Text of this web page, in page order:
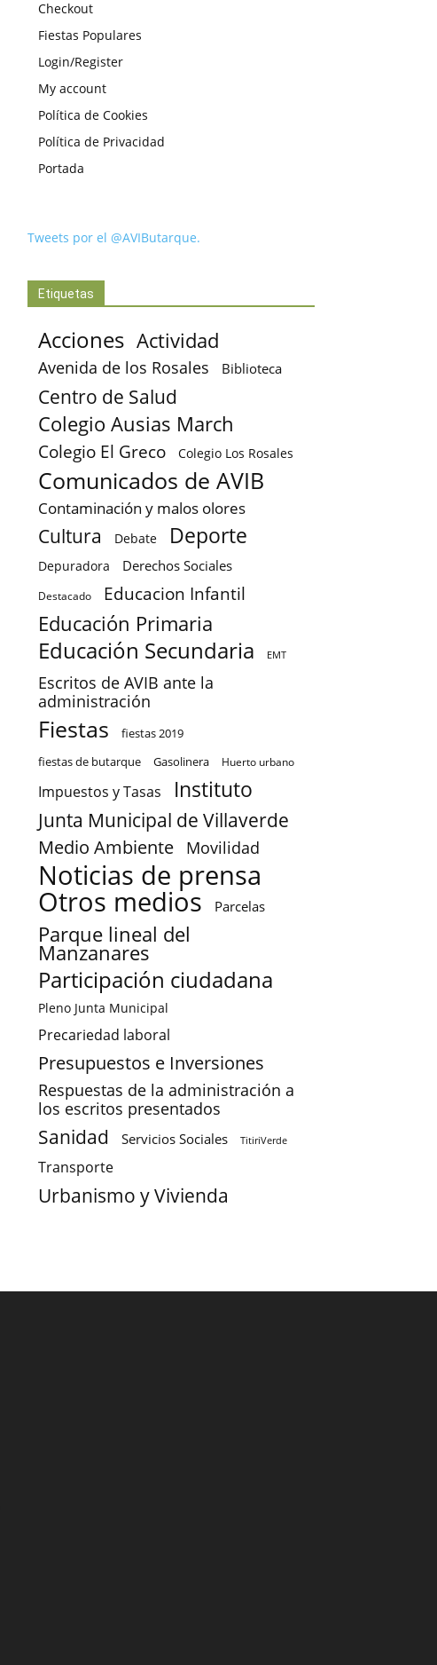
Checkout
Fiestas Populares
Login/Register
My account
Política de Cookies
Política de Privacidad
Portada
Tweets por el @AVIButarque.
Etiquetas
Acciones Actividad
Avenida de los Rosales Biblioteca
Centro de Salud
Colegio Ausias March
Colegio El Greco Colegio Los Rosales
Comunicados de AVIB
Contaminación y malos olores
Cultura Debate Deporte
Depuradora Derechos Sociales
Destacado Educacion Infantil
Educación Primaria
Educación Secundaria EMT
Escritos de AVIB ante la
administración
Fiestas
fiestas 2019
fiestas de butarque
Gasolinera Huerto urbano
Impuestos y Tasas Instituto
Junta Municipal de Villaverde
Medio Ambiente Movilidad
Noticias de prensa
Otros medios Parcelas
Parque lineal del
Manzanares
Participación ciudadana
Pleno Junta Municipal
Precariedad laboral
Presupuestos e Inversiones
Respuestas de la administración a
los escritos presentados
Sanidad Servicios Sociales TitiriVerde
Transporte
Urbanismo y Vivienda